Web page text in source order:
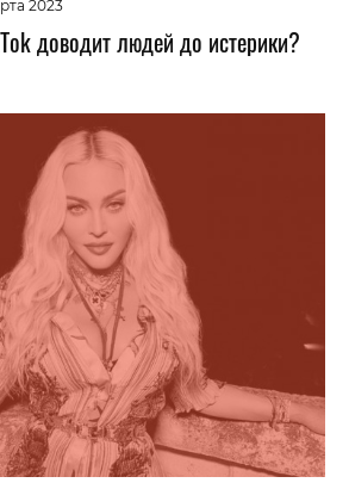
2023
доводит людей до истерики?